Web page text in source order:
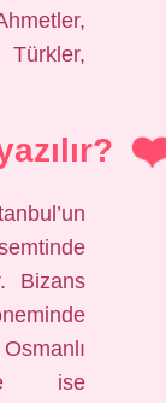
Bizans
ise